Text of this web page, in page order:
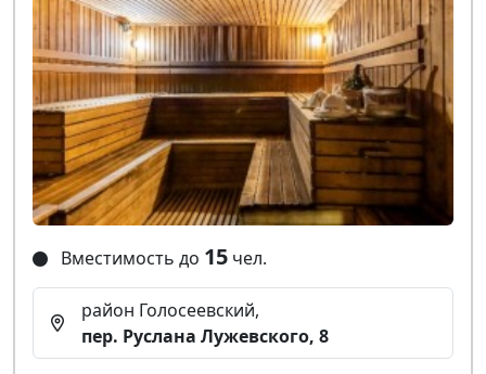
Вместимость до 15 чел.
район Голосеевский,
пер. Руслана Лужевского, 8